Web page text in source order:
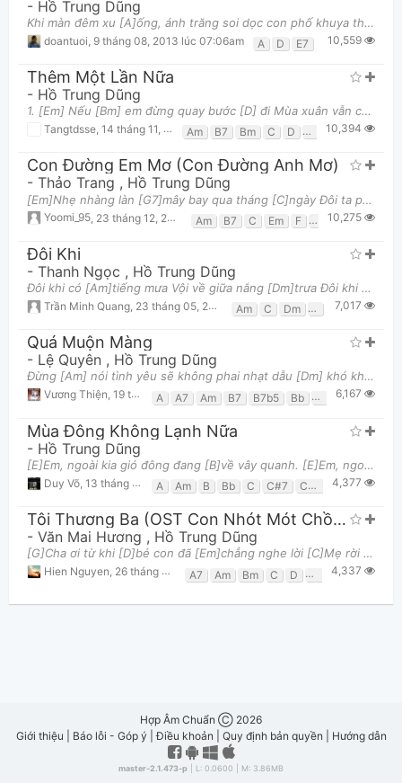
- Hồ Trung Dũng
Khi màn đêm xu [A]ống, ánh trăng soi dọc con phố khuya thật dài Sau một chiều mư [Bm]a, bỗng như co
doantuoi 9 tháng 08, 2013 lúc 07:06am A D E7 10,559
Thêm Một Lần Nữa
- Hồ Trung Dũng
1. [Em] Nếu [Bm] em đừng quay bước [D] đi Mùa xuân vẫn còn nắng [G] hồng Và thiên đàng hai chúng [
Tangtdsse 14 tháng 11, 2019 lúc 01:03pm Am B7 Bm C D E E7 Em
10,394
Con Đường Em Mơ (Con Đường Anh Mơ)
- Thảo Trang , Hồ Trung Dũng
[Em]Nhẹ nhàng làn [G7]mây bay qua tháng [C]ngày Đôi ta phiêu [B7]du theo cùng giấc [Em]mơ Dịu dàn
Yoomi_95 23 tháng 12, 2013 lúc 10:37pm Am B7 C Em F F#dim G7
10,275
Đôi Khi
- Thanh Ngọc , Hồ Trung Dũng
Đôi khi có [Am]tiếng mưa Vội về giữa nắng [Dm]trưa Đôi khi nửa đêm [G]Nghe mưa thở dài,cuộc [E]tình
Trần Minh Quang 23 tháng 05, 2015 lúc 10:16pm Am C Dm E G
7,017
Quá Muộn Màng
- Lệ Quyên , Hồ Trung Dũng
Đừng [Am] nói tình yêu sẽ không phai nhạt dẫu [Dm] khó khăn để đến bên nhau Đừng [B7b5]nói tình yêu
Vương Thiện, 19 tháng 08, 2017 lúc 12:25pm A A7 Am B7 B7b5 Bb Bm7b5 C
6,167
Mùa Đông Không Lạnh Nữa
- Hồ Trung Dũng
[E]Em, ngoài kia gió đông đang [B]về vây quanh. [E]Em, ngoài kia phố khuya buồn tênh. [C#m]Anh
Duy Võ 13 tháng 01, 2018 lúc 01:39pm A Am B Bb C C#7 C#m Dm E
4,377
Tôi Thương Ba (OST Con Nhót Mót Chồng)
- Văn Mai Hương , Hồ Trung Dũng
[G]Cha ơi từ khi [D]bé con đã [Em]chẳng nghe lời [C]Mẹ rời mình [Bm]đi sớm [Am]Chỉ còn cha trên [D7
Hien Nguyen, 26 tháng 04, 2023 lúc 10:28pm A7 Am Bm C D D7 E7 Em
4,337
Hợp Âm Chuẩn Ⓒ 2026
Giới thiệu
Báo lỗi - Góp ý |Điều khoản Quy định bản quyền Hướng dẫn
master-2.1.473-p | L: 0.0600 | M: 3.86MB